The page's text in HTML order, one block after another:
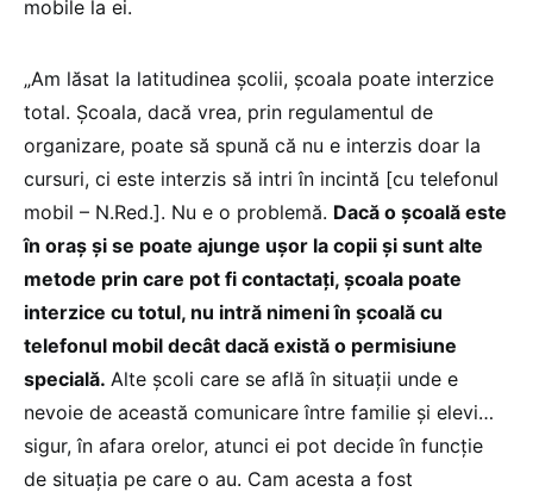
mobile la ei.
„Am lăsat la latitudinea școlii, școala poate interzice
total. Școala, dacă vrea, prin regulamentul de
organizare, poate să spună că nu e interzis doar la
cursuri, ci este interzis să intri în incintă [cu telefonul
mobil – N.Red.]. Nu e o problemă. Dacă o școală este
în oraș și se poate ajunge ușor la copii și sunt alte
metode prin care pot fi contactați, școala poate
interzice cu totul, nu intră nimeni în școală cu
telefonul mobil decât dacă există o permisiune
specială. Alte școli care se află în situații unde e
nevoie de această comunicare între familie și elevi…
sigur, în afara orelor, atunci ei pot decide în funcție
de situația pe care o au. Cam acesta a fost